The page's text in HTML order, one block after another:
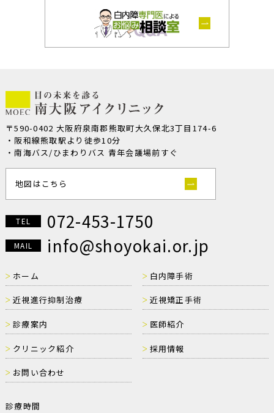
〒590-0402 大阪府泉南郡熊取町大久保北3丁目174-6
・阪和線熊取駅より徒歩10分
・南海バス/ひまわりバス 青年会議場前すぐ
地図はこちら
TEL 072-453-1750
MAIL info@shoyokai.or.jp
ホーム 白内障手術
近視進行抑制治療 近視矯正手術
診療案内 医師紹介
クリニック紹介 採用情報
お問い合わせ
診療時間